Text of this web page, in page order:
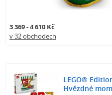
3 369 - 4 610 Kč
v 32 obchodech
LEGO®
Hvězdné